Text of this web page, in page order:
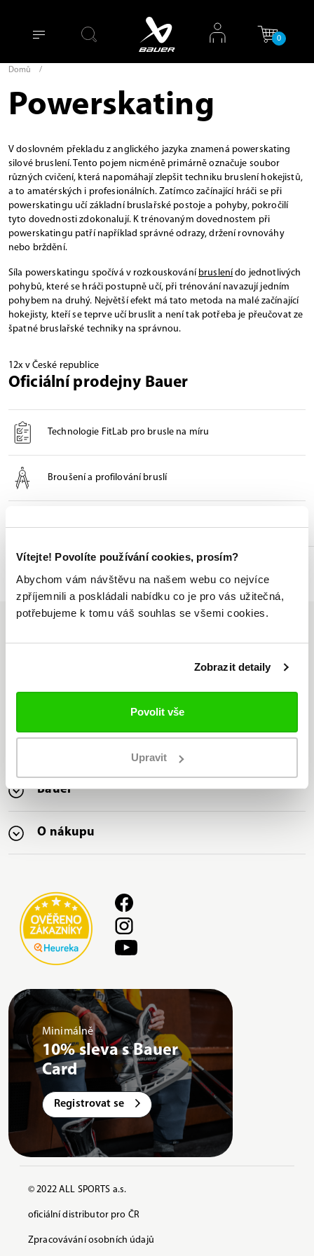
Vítejte! Povolíte používání cookies, prosím?
Abychom vám návštěvu na našem webu co nejvíce
zpříjemnili a poskládali nabídku co je pro vás užitečná,
potřebujeme k tomu váš souhlas se všemi cookies.
Zobrazit detaily
Povolit vše
Upravit
0
Domů /
Powerskating
V doslovném překladu z anglického jazyka znamená powerskating
silové bruslení. Tento pojem nicméně primárně označuje soubor
různých cvičení, která napomáhají zlepšit techniku bruslení hokejistů,
a to amatérských i profesionálních. Zatímco začínající hráči se při
powerskatingu učí základní bruslařské postoje a pohyby, pokročilí
tyto dovednosti zdokonalují. K trénovaným dovednostem při
powerskatingu patří například správné odrazy, držení rovnováhy
nebo brždění.
Síla powerskatingu spočívá v rozkouskování bruslení do jednotlivých
pohybů, které se hráči postupně učí, při trénování navazují jedním
pohybem na druhý. Největší efekt má tato metoda na malé začínající
hokejisty, kteří se teprve učí bruslit a není tak potřeba je přeučovat ze
špatné bruslařské techniky na správnou.
12x v České republice
Oficiální prodejny Bauer
Technologie FitLab pro brusle na míru
Broušení a profilování bruslí
Seznam prodejen
distributor značky Bauer v ČR
Nabízíme nejširší sortiment
značky Bauer na trhu
Bauer
O nákupu
Minimálně
10% sleva s Bauer
Card
Registrovat se
© 2022 ALL SPORTS a.s.
oficiální distributor pro ČR
Zpracovávání osobních údajů